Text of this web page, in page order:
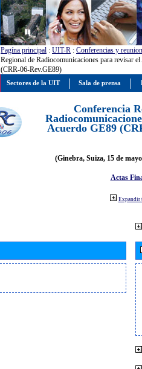
Pagína principal : UIT-R : Conferencias y
Regional de Radiocomunicaciones para revisar
(CRR-06-Rev.GE89)
Conferencia
Acuerdo GE89
(Ginebra, Suiza, 15 de
Actas
Expandir
Sectores de la UIT Sala de prensa